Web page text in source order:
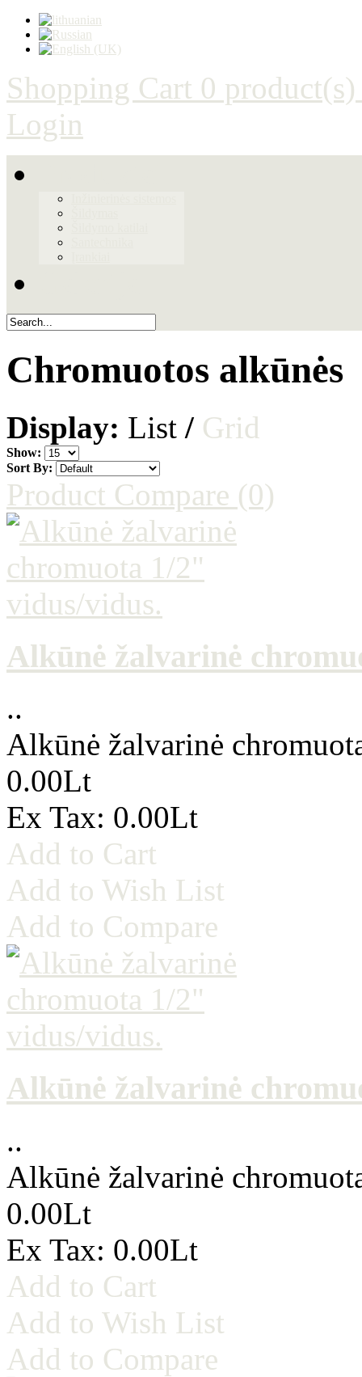
Shopping Cart 0
Login
Chromuotos alkūnės
Display: List / Grid
Show:
Sort By:
Product Compare (0)
Alkūnė žalvarinė
..
Alkūnė žalvarinė
0.00Lt
Ex Tax: 0.00Lt
Add to Cart
Add to Wish List
Add to Compare
Alkūnė žalvarinė
..
Alkūnė žalvarinė
0.00Lt
Ex Tax: 0.00Lt
Add to Cart
Add to Wish List
Add to Compare